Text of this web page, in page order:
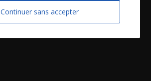
Mentions légales
Vie privée
Continuer sans accepter